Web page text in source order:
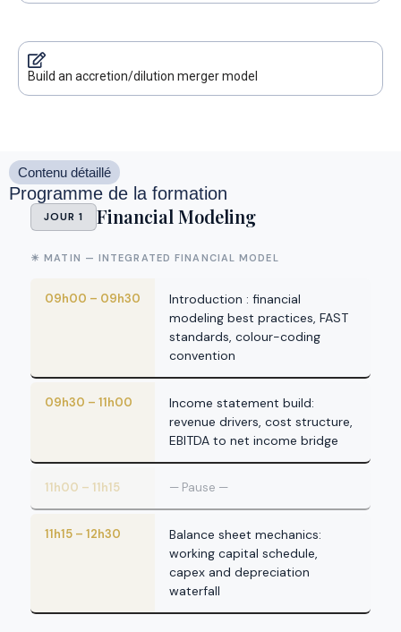
Build an accretion/dilution merger model
Contenu détaillé
Programme de la formation
JOUR 1 Financial Modeling
☀ MATIN — INTEGRATED FINANCIAL MODEL
09h00 – 09h30
Introduction : financial
modeling best practices, FAST
standards, colour-coding
convention
09h30 – 11h00
Income statement build:
revenue drivers, cost structure,
EBITDA to net income bridge
11h00 – 11h15 — Pause —
11h15 – 12h30
Balance sheet mechanics:
working capital schedule,
capex and depreciation
waterfall